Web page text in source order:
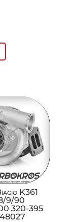
K361
9/90
320-395